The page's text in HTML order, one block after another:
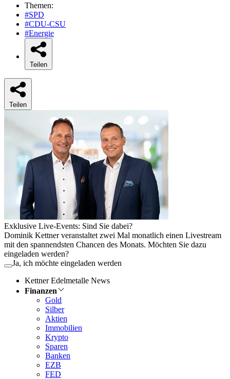
Themen:
#SPD
#CDU-CSU
#Energie
Teilen
Teilen
Exklusive Live-Events: Sind Sie dabei?
Dominik Kettner veranstaltet zwei Mal monatlich einen Livestream
mit den spannendsten Chancen des Monats. Möchten Sie dazu
eingeladen werden?
Ja, ich möchte eingeladen werden
Kettner Edelmetalle News
Finanzen
Gold
Silber
Aktien
Immobilien
Krypto
Sparen
Banken
EZB
FED